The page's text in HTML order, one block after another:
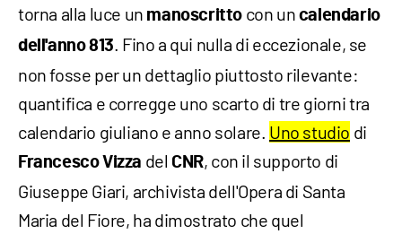
torna alla luce un manoscritto con un calendario
dell'anno 813. Fino a qui nulla di eccezionale, se
non fosse per un dettaglio piuttosto rilevante:
quantifica e corregge uno scarto di tre giorni tra
calendario giuliano e anno solare. Uno studio di
Francesco Vizza del CNR, con il supporto di
Giuseppe Giari, archivista dell'Opera di Santa
Maria del Fiore, ha dimostrato che quel